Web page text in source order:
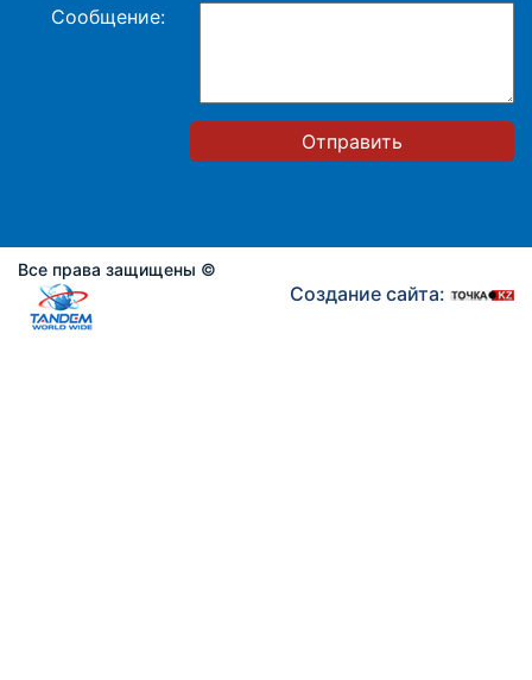
Сообщение:
Отправить
Все права защищены ©
Создание сайта: